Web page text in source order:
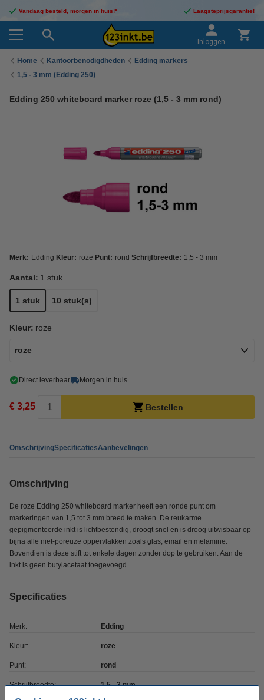
Vandaag besteld, morgen in huis!* Laagsteprijsgarantie!
Inloggen
Home Kantoorbenodigdheden
Edding markers
1,5 - 3 mm (Edding 250)
Edding 250 whiteboard marker roze (1,5 - 3 mm rond)
Merk: Edding Kleur: roze Punt: rond Schrijfbreedte: 1,5 - 3 mm
Aantal: 1 stuk
1 stuk 10 stuk(s)
Kleur: roze
roze
Direct leverbaar Morgen in huis
€ 3,25 Bestellen
OmschrijvingSpecificatiesAanbevelingen
Omschrijving
De roze Edding 250 whiteboard marker heeft een ronde punt om
markeringen van 1,5 tot 3 mm breed te maken. De reukarme
gepigmenteerde inkt is lichtbestendig, droogt snel en is droog uitwisbaar op
bijna alle niet-poreuze oppervlakken zoals glas, email en melamine.
Bovendien is deze stift tot enkele dagen zonder dop te gebruiken. Aan de
inkt is geen butylacetaat toegevoegd.
Specificaties
Merk: Edding
Kleur: roze
Punt: rond
Schrijfbreedte: 1,5 - 3 mm